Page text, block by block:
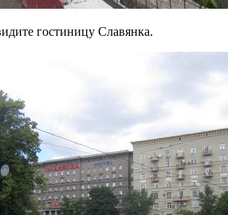
гостиницу Славянка.